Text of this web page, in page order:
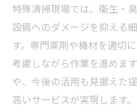
特殊清掃現場では、衛生・
設備へのダメージを抑える
す。専門薬剤や機材を適切
考慮しながら作業を進めま
や、今後の活用も見据えた
高いサービスが実現します。